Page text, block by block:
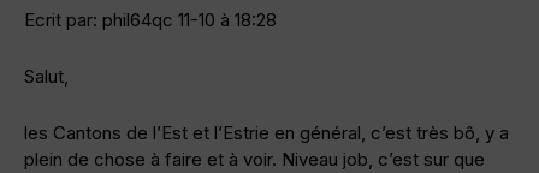
Ecrit par: phil64qc 11-10 à 18:28
Salut,
les Cantons de l’Est et l’Estrie en général, c’est très bô, y a
plein de chose à faire et à voir. Niveau job, c’est sur que